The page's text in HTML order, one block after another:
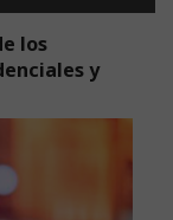
los
y